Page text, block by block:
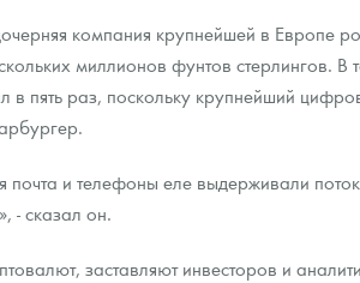
на 2026 год
компания крупнейшей в Европе
миллионов фунтов стерлингов.
в пять раз, поскольку крупнейший
и телефоны еле выдерживали
- сказал он.
заставляют инвесторов и